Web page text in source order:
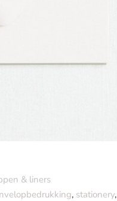
& liners
, stationery,